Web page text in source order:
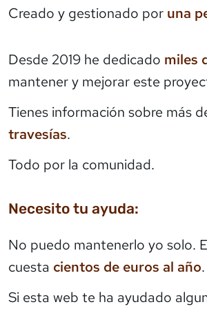
Creado y gestionado por una
Desde 2019 he dedicado miles
mantener y mejorar este
Tienes información sobre más
travesías.
Todo por la comunidad.
Necesito tu ayuda:
No puedo mantenerlo yo solo.
cuesta cientos de euros al año.
Si esta web te ha ayudado